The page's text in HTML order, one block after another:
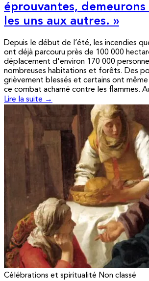
éprouvantes,
les uns aux autres. »
Depuis le début de l’été, les incendies
ont déjà parcouru près de 100 000
déplacement d'environ 170 000
nombreuses habitations et forêts. Des
grièvement blessés et certains ont même
ce combat acharné contre les flammes.
Lire la suite →
Célébrations et spiritualité Non classé